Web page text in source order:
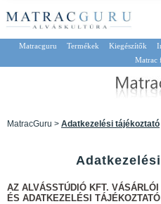
Matracguru Termékek Kiegészítők
Matrac
MatracGuru > Adatkezelési tájékoztató
AZ ALVÁSSTÚDIÓ KFT.
ÉS ADATKEZELÉSI TÁJÉKOZTATÓ